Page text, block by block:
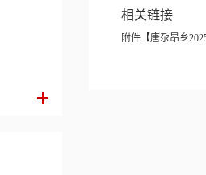
相关链接
附件【唐尕昂乡